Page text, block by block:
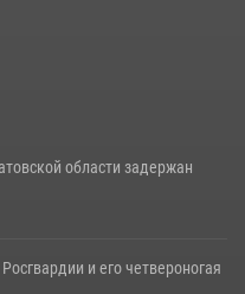
области задержан
и его четвероногая